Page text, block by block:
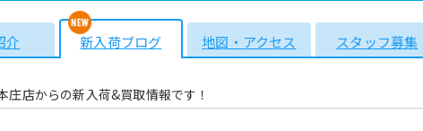
介 新入荷ブログ 地図・アクセス スタッフ募集
店からの新入荷&買取情報です！